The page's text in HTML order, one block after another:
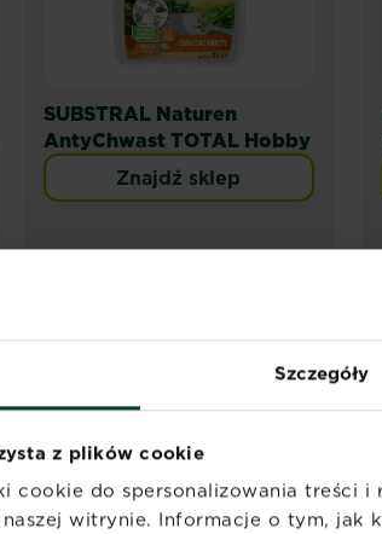
Szczegóły
z plików cookie
cookie do spersonalizowania treści i
witrynie. Informacje o tym, jak
SUBSTRAL Naturen
AntyChwast TOTAL Hobby
Znajdź sklep